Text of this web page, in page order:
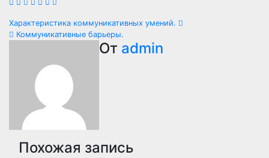
Навигация
записям
Характеристика коммуникативных умений.
Коммуникативные барьеры.
От admin
Похожая запись